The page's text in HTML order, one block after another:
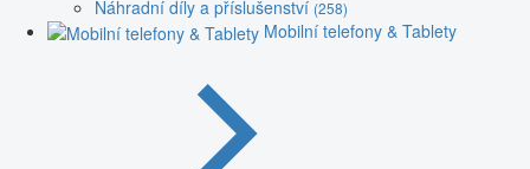
Náhradní díly a příslušenství (258)
Mobilní telefony & Tablety